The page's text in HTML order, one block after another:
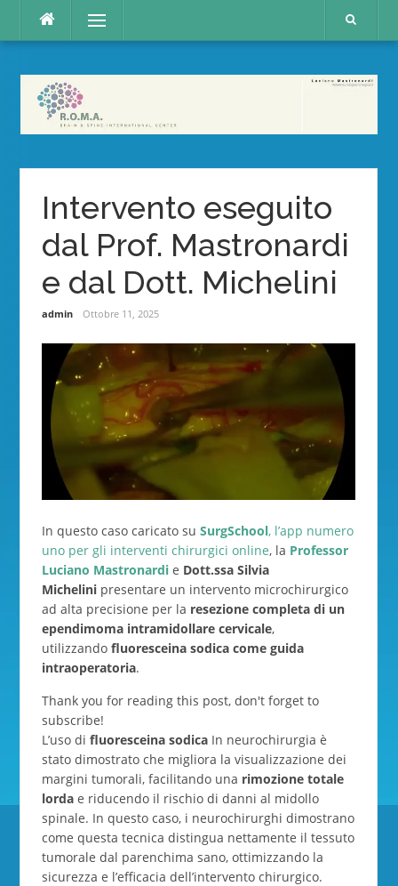
content
Menu
Intervento eseguito
dal Prof. Mastronardi
e dal Dott. Michelini
admin Ottobre 11, 2025
In questo caso caricato su SurgSchool, l’app numero
uno per gli interventi chirurgici online, la Professor
Luciano Mastronardie Dott.ssa Silvia
Michelinipresentare un intervento microchirurgico
ad alta precisione per la resezione completa di un
ependimoma intramidollare cervicale,
utilizzando fluoresceina sodica come guida
intraoperatoria.
Thank you for reading this post, don't forget to
subscribe!
L’uso di fluoresceina sodicaIn neurochirurgia è
stato dimostrato che migliora la visualizzazione dei
margini tumorali, facilitando una rimozione totale
lordae riducendo il rischio di danni al midollo
spinale. In questo caso, i neurochirurghi dimostrano
come questa tecnica distingua nettamente il tessuto
tumorale dal parenchima sano, ottimizzando la
sicurezza e l’efficacia dell’intervento chirurgico.